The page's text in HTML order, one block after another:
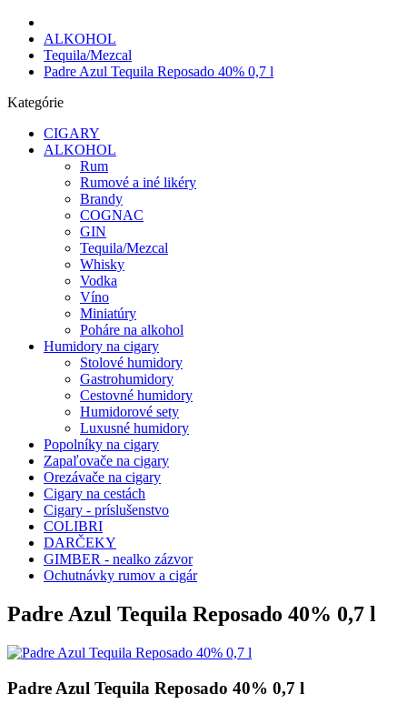
ALKOHOL
Tequila/Mezcal
Padre Azul Tequila Reposado 40% 0,7 l
Kategórie
CIGARY
ALKOHOL
Rum
Rumové a iné likéry
Brandy
COGNAC
GIN
Tequila/Mezcal
Whisky
Vodka
Víno
Miniatúry
Poháre na alkohol
Humidory na cigary
Stolové humidory
Gastrohumidory
Cestovné humidory
Humidorové sety
Luxusné humidory
Popolníky na cigary
Zapaľovače na cigary
Orezávače na cigary
Cigary na cestách
Cigary - príslušenstvo
COLIBRI
DARČEKY
GIMBER - nealko zázvor
Ochutnávky rumov a cigár
Padre Azul Tequila Reposado 40% 0,7 l
Padre Azul Tequila Reposado 40% 0,7 l